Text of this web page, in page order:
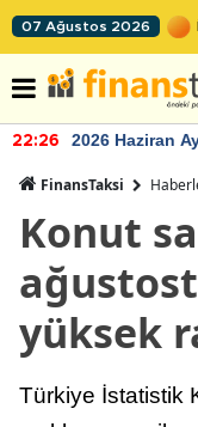
07 Ağustos 2026
22:26 2026 Haziran
FinansTaksi
Konut
yüksek
Türkiye İstatistik